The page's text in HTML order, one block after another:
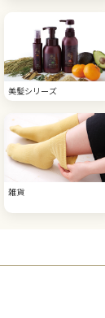
美髪シリーズ
雑貨